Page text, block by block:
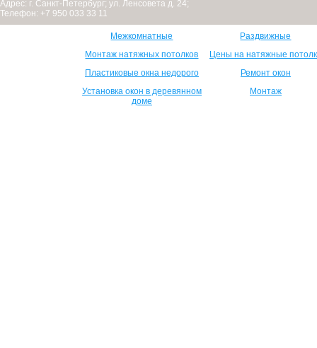
Адрес: г. Санкт-Петербург; ул. Ленсовета д. 24;
Телефон: +7 950 033 33 11
Межкомнатные
Раздвижные
Монтаж натяжных потолков
Цены на натяжные
Пластиковые окна недорого
Ремонт окон
Установка окон в деревянном
доме
Монтаж